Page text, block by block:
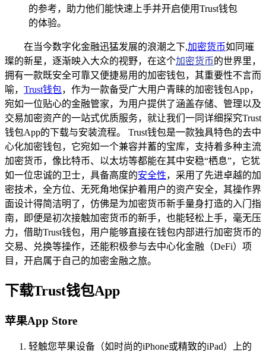
的参考，助力他们能快速上手并开启使用Trust钱包
的体验。
在当今数字化金融迅猛发展的浪潮之下,加密货币如同璀
璨的新星，逐渐映入大众的视野，在这个加密货币的世界里，
拥有一款既安全可靠又便捷易用的加密钱包，其重要性不言而
喻， Trust钱包，作为一款备受广大用户青睐的加密钱包App，
宛如一位贴心的金融管家，为用户提供了涵盖存储、管理以及
交易加密资产的一站式优质服务，就让我们一同详细探究Trust
钱包App的下载与安装流程。 Trust钱包是一款独具特色的去中
心化加密钱包，它宛如一个兼容并蓄的宝库，支持着多种主流
加密货币，像比特币、以太坊等都能在其中安稳“栖息”，它犹
如一位忠诚的卫士，具备高度的安全性，采用了先进卓越的加
密技术，全方位、无死角地保护着用户的资产安全，其操作界
面设计得简洁明了，仿佛是为加密货币新手量身打造的入门指
南，即便是初次接触加密货币的新手，也能轻松上手，毫无压
力，借助Trust钱包，用户能够直接在钱包内部进行加密货币的
交易、兑换等操作，还能积极参与去中心化金融（DeFi）项
目，开启属于自己的加密金融之旅。
下载Trust钱包App
苹果App Store
轻触您苹果设备（如时尚的iPhone或精致的iPad）上的